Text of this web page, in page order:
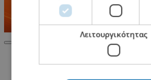
Λειτουργικότητας